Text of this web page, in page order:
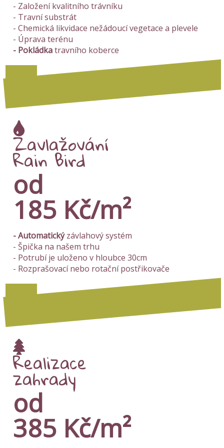
- Založení kvalitního trávníku
- Travní substrát
- Chemická likvidace nežádoucí vegetace a plevele
- Úprava terénu
- Pokládkatravního koberce
Zavlažování
Rain Bird
od
185 Kč/m²
- Automatickýzávlahový systém
- Špička na našem trhu
- Potrubí je uloženo v hloubce 30cm
- Rozprašovací nebo rotační postřikovače
Realizace
zahrady
od
385 Kč/m²